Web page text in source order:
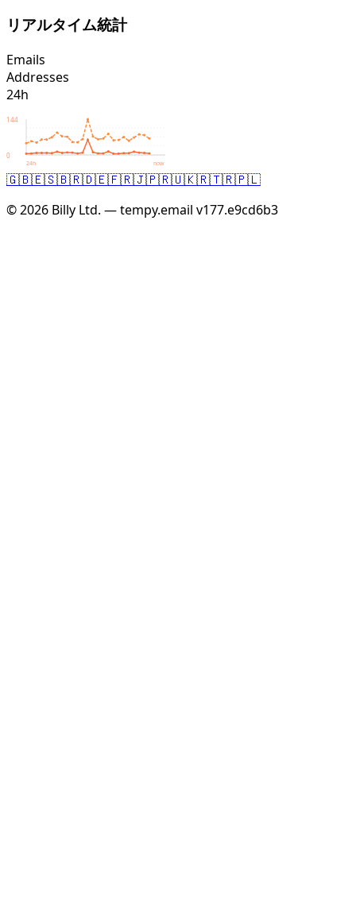
リアルタイム統計
Emails
Addresses
24h
144
0
24h now
🇬🇧🇪🇸🇧🇷🇩🇪🇫🇷🇯🇵🇷🇺🇰🇷🇹🇷🇵🇱
© 2026 Billy Ltd. — tempy.email v177.e9cd6b3